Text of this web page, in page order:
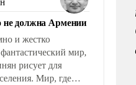
не должна Армении
и жестко
мир,
рисует для
Мир, где